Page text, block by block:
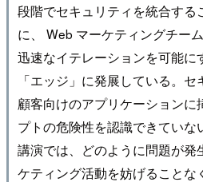
段階でセキュリティを統合す
に、 Web マーケティングチー
迅速なイテレーションを可能に
「エッジ」に発展している。
顧客向けのアプリケーションに
プトの危険性を認識できてい
講演では、どのように問題が発
ケティング活動を妨げること